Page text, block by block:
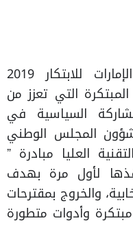
ضمن مشاركتها في شهر الإمارات للابتكار 2019
التي تعزز من
السياسية في
المجلس الوطني
العليا مبادرة ”
لأول مرة بهدف
والخروج بمقترحات
وأدوات متطورة